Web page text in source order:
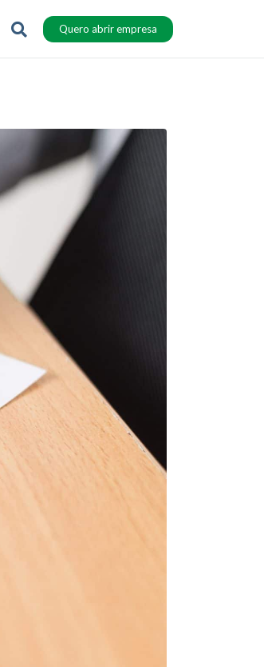
Quero abrir empresa